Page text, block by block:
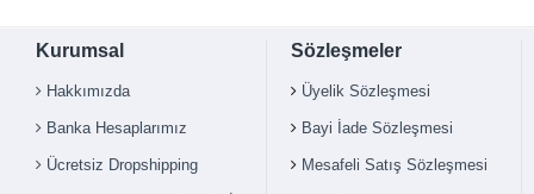
Kurumsal
Hakkımızda
Banka Hesaplarımız
Ücretsiz Dropshipping
Sözleşmeler
Üyelik Sözleşmesi
Bayi İade Sözleşmesi
Mesafeli Satış Sözleşmesi